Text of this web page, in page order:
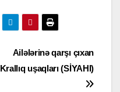
Ailələrinə qarşı çıxan
Krallıq uşaqları (SİYAHI)